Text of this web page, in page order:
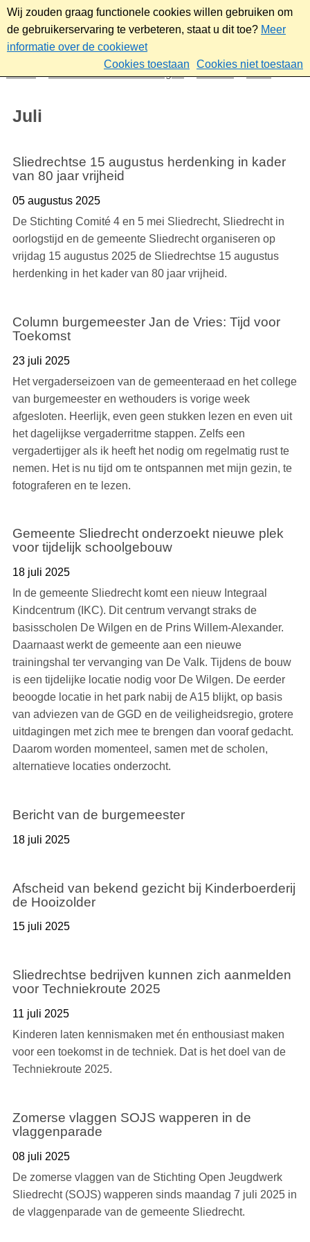
Wij zouden graag functionele cookies willen gebruiken om
de gebruikerservaring te verbeteren, staat u dit toe? Meer
informatie over de cookiewet
Cookies toestaan
Cookies niet toestaan
Nieuws & bekendmakingen Nieuws 2025 Juli
Juli
Sliedrechtse 15 augustus herdenking in kader
van 80 jaar vrijheid
05 augustus 2025
De Stichting Comité 4 en 5 mei Sliedrecht, Sliedrecht in
oorlogstijd en de gemeente Sliedrecht organiseren op
vrijdag 15 augustus 2025 de Sliedrechtse 15 augustus
herdenking in het kader van 80 jaar vrijheid.
Column burgemeester Jan de Vries: Tijd voor
Toekomst
23 juli 2025
Het vergaderseizoen van de gemeenteraad en het college
van burgemeester en wethouders is vorige week
afgesloten. Heerlijk, even geen stukken lezen en even uit
het dagelijkse vergaderritme stappen. Zelfs een
vergadertijger als ik heeft het nodig om regelmatig rust te
nemen. Het is nu tijd om te ontspannen met mijn gezin, te
fotograferen en te lezen.
Gemeente Sliedrecht onderzoekt nieuwe plek
voor tijdelijk schoolgebouw
18 juli 2025
In de gemeente Sliedrecht komt een nieuw Integraal
Kindcentrum (IKC). Dit centrum vervangt straks de
basisscholen De Wilgen en de Prins Willem-Alexander.
Daarnaast werkt de gemeente aan een nieuwe
trainingshal ter vervanging van De Valk. Tijdens de bouw
is een tijdelijke locatie nodig voor De Wilgen. De eerder
beoogde locatie in het park nabij de A15 blijkt, op basis
van adviezen van de GGD en de veiligheidsregio, grotere
uitdagingen met zich mee te brengen dan vooraf gedacht.
Daarom worden momenteel, samen met de scholen,
alternatieve locaties onderzocht.
Bericht van de burgemeester
18 juli 2025
Afscheid van bekend gezicht bij Kinderboerderij
de Hooizolder
15 juli 2025
Sliedrechtse bedrijven kunnen zich aanmelden
voor Techniekroute 2025
11 juli 2025
Kinderen laten kennismaken met én enthousiast maken
voor een toekomst in de techniek. Dat is het doel van de
Techniekroute 2025.
Zomerse vlaggen SOJS wapperen in de
vlaggenparade
08 juli 2025
De zomerse vlaggen van de Stichting Open Jeugdwerk
Sliedrecht (SOJS) wapperen sinds maandag 7 juli 2025 in
de vlaggenparade van de gemeente Sliedrecht.